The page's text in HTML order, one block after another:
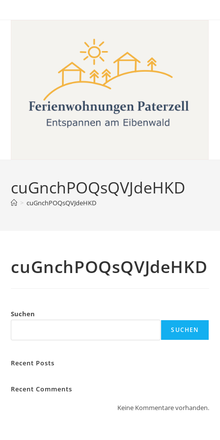
Inhalt
cuGnchPOQsQVJdeHKD
> cuGnchPOQsQVJdeHKD
cuGnchPOQsQVJdeHKD
Suchen
SUCHEN
Recent Posts
Recent Comments
Keine Kommentare vorhanden.